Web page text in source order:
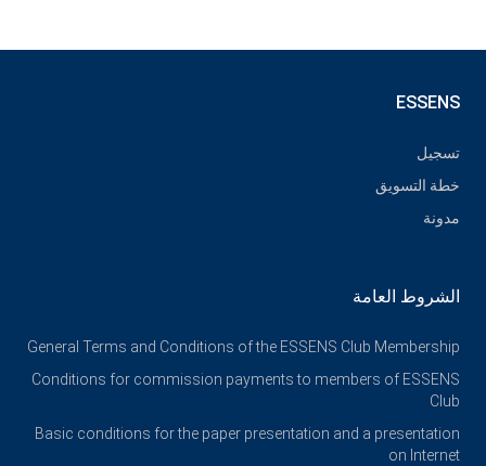
ESSENS
تسجيل
خطة التسويق
مدونة
الشروط العامة
General Terms and Conditions of the ESSENS Club Membership
Conditions for commission payments to members of ESSENS
Club
Basic conditions for the paper presentation and a presentation
on Internet